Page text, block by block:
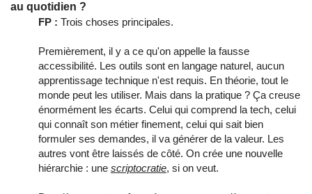
au quotidien ?
FP : Trois choses principales.
Premièrement, il y a ce qu'on appelle la fausse
accessibilité. Les outils sont en langage naturel, aucun
apprentissage technique n'est requis. En théorie, tout le
monde peut les utiliser. Mais dans la pratique ? Ça creuse
énormément les écarts. Celui qui comprend la tech, celui
qui connaît son métier finement, celui qui sait bien
formuler ses demandes, il va générer de la valeur. Les
autres vont être laissés de côté. On crée une nouvelle
hiérarchie : une scriptocratie, si on veut.